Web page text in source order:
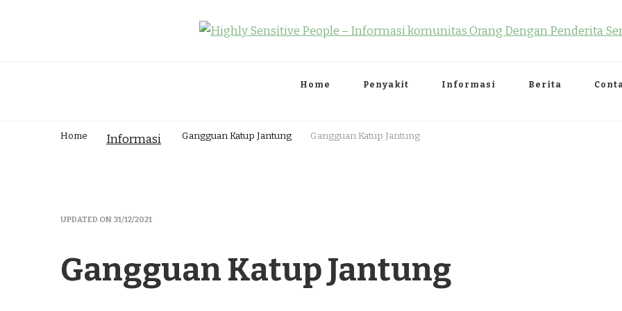
Home Penyakit Informasi Berita
Home Informasi Gangguan Katup Jantung Gangguan Katup Jantung
UPDATED ON 31/12/2021
Gangguan Katup Jantung